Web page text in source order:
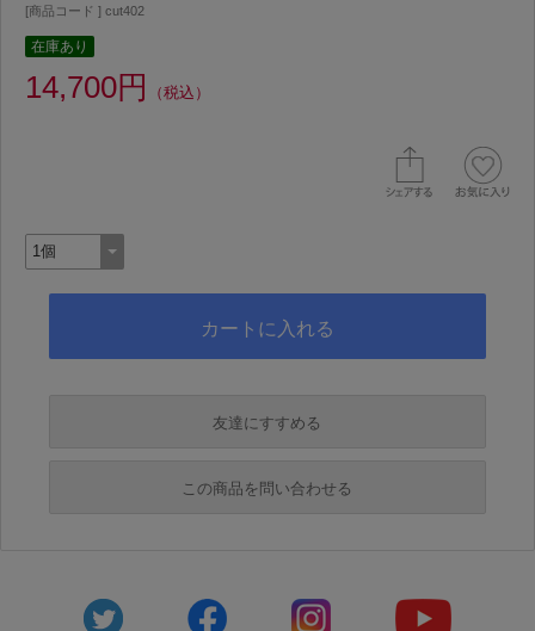
[商品コード ] cut402
在庫あり
14,700円 （税込）
友達にすすめる
この商品を問い合わせる